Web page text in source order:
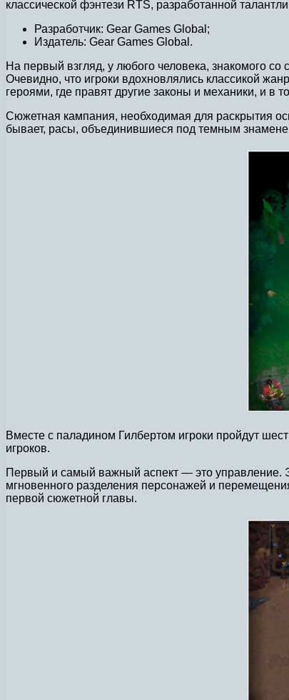
классической фэнтези RTS, разработанной
Разработчик: Gear Games Global;
Издатель: Gear Games Global.
На первый взгляд, у любого человека, знакомого
Очевидно, что игроки вдохновлялись классикой
героями, где правят другие законы и механики, и в
Сюжетная кампания, необходимая для раскрытия
бывает, расы, объединившиеся под темным
Вместе с паладином Гилбертом игроки пройдут
игроков.
Первый и самый важный аспект — это управление.
мгновенного разделения персонажей и
первой сюжетной главы.